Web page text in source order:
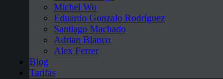
Michel Wu
Eduardo Gonzalo Rodríguez
Santiago Machado
Adrian Blanco
Alex Ferrer
Blog
Tarifas